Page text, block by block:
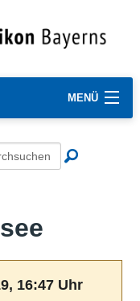
MENÜ
16:47 Uhr